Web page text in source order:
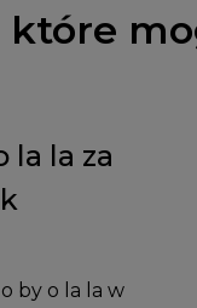
la la za
by o la la w